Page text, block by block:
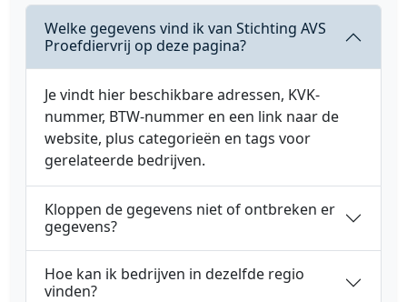
Welke gegevens vind ik van Stichting AVS
Proefdiervrij op deze pagina?
Je vindt hier beschikbare adressen, KVK-
nummer, BTW-nummer en een link naar de
website, plus categorieën en tags voor
gerelateerde bedrijven.
Kloppen de gegevens niet of ontbreken er
gegevens?
Hoe kan ik bedrijven in dezelfde regio
vinden?